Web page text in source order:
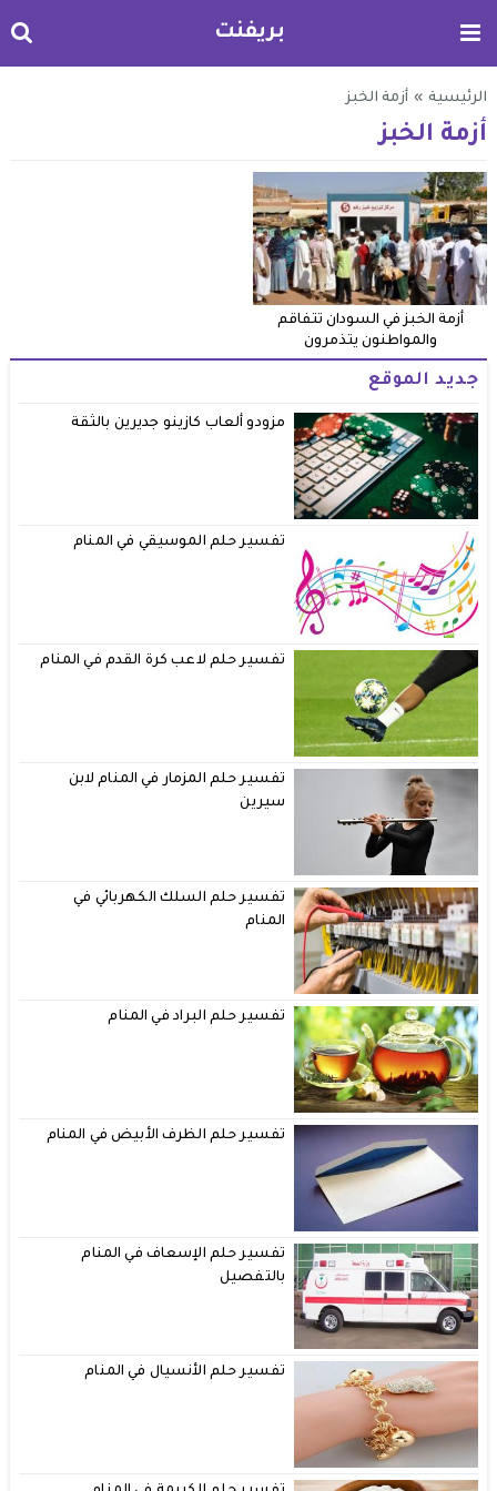
بريفنت
الرئيسية » أزمة الخبز
أزمة الخبز
أزمة الخبز في السودان تتفاقم
والمواطنون يتذمرون
جديد الموقع
مزودو ألعاب كازينو جديرين بالثقة
تفسير حلم الموسيقي في المنام
تفسير حلم لاعب كرة القدم في المنام
تفسير حلم المزمار في المنام لابن
سيرين
تفسير حلم السلك الكهربائي في
المنام
تفسير حلم البراد في المنام
تفسير حلم الظرف الأبيض في المنام
تفسير حلم الإسعاف في المنام
بالتفصيل
تفسير حلم الأنسيال في المنام